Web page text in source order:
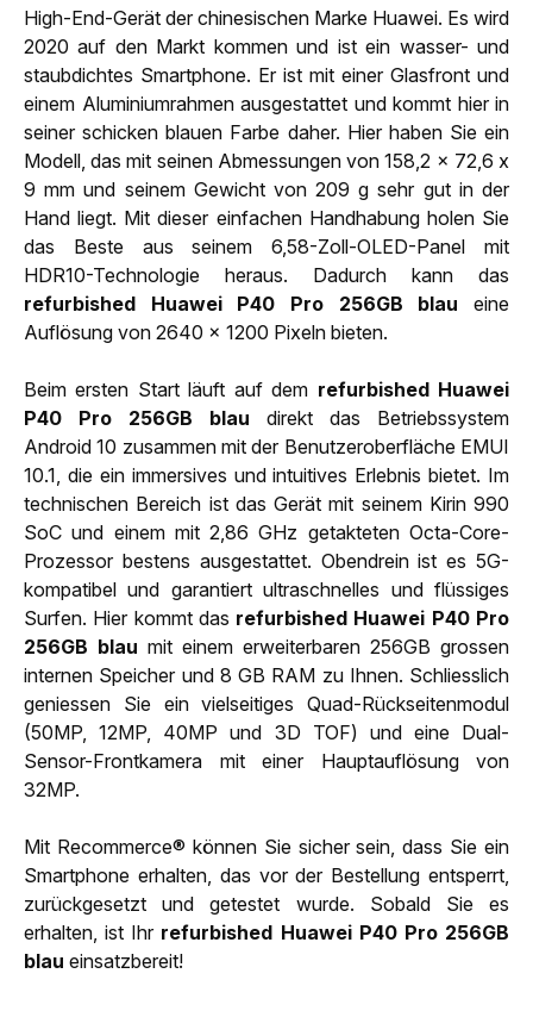
High-End-Gerät der chinesischen Marke Huawei. Es wird
2020 auf den Markt kommen und ist ein wasser- und
staubdichtes Smartphone. Er ist mit einer Glasfront und
einem Aluminiumrahmen ausgestattet und kommt hier in
seiner schicken blauen Farbe daher. Hier haben Sie ein
Modell, das mit seinen Abmessungen von 158,2 x 72,6 x
9 mm und seinem Gewicht von 209 g sehr gut in der
Hand liegt. Mit dieser einfachen Handhabung holen Sie
das Beste aus seinem 6,58-Zoll-OLED-Panel mit
HDR10-Technologie heraus. Dadurch kann das
refurbished Huawei P40 Pro 256GB blau eine
Auflösung von 2640 x 1200 Pixeln bieten.
Beim ersten Start läuft auf dem refurbished Huawei
P40 Pro 256GB blau direkt das Betriebssystem
Android 10 zusammen mit der Benutzeroberfläche EMUI
10.1, die ein immersives und intuitives Erlebnis bietet. Im
technischen Bereich ist das Gerät mit seinem Kirin 990
SoC und einem mit 2,86 GHz getakteten Octa-Core-
Prozessor bestens ausgestattet. Obendrein ist es 5G-
kompatibel und garantiert ultraschnelles und flüssiges
Surfen. Hier kommt das refurbished Huawei P40 Pro
256GB blau mit einem erweiterbaren 256GB grossen
internen Speicher und 8 GB RAM zu Ihnen. Schliesslich
geniessen Sie ein vielseitiges Quad-Rückseitenmodul
(50MP, 12MP, 40MP und 3D TOF) und eine Dual-
Sensor-Frontkamera mit einer Hauptauflösung von
32MP.
Mit Recommerce® können Sie sicher sein, dass Sie ein
Smartphone erhalten, das vor der Bestellung entsperrt,
zurückgesetzt und getestet wurde. Sobald Sie es
erhalten, ist Ihr refurbished Huawei P40 Pro 256GB
blau einsatzbereit!